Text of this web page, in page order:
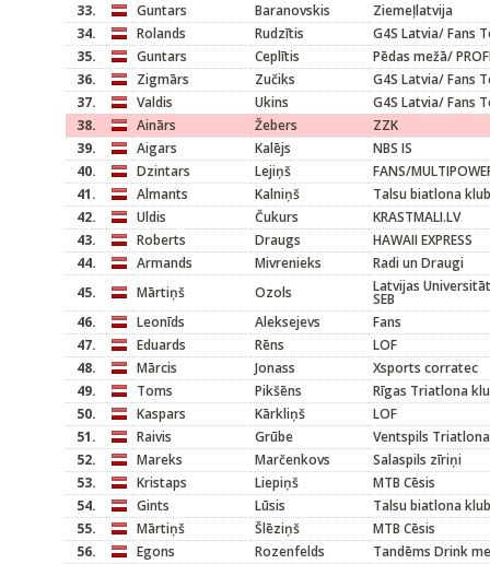
33.
Guntars Baranovskis
Ziemeļlatvija
34.
Rolands Rudzītis
G4S Latvia/ Fans
35.
Guntars Ceplītis
Pēdas mežā/
36.
Zigmārs Zučiks
G4S Latvia/ Fans
37.
Valdis Ukins
G4S Latvia/ Fans
38.
Ainārs Žebers
ZZK
39.
Aigars Kalējs
NBS IS
40.
Dzintars Lejiņš
FANS/
41.
Almants Kalniņš
Talsu biatlona
42.
Uldis Čukurs
KRASTMALI.LV
43.
Roberts Draugs
HAWAII EXPRESS
44.
Armands Mivrenieks
Radi un Draugi
45.
Mārtiņš Ozols Latvijas
SEB
46.
Leonīds Aleksejevs
Fans
47.
Eduards Rēns
LOF
48.
Mārcis Jonass
Xsports corratec
49.
Toms Pikšēns
Rīgas Triatlona
50.
Kaspars Kārkliņš
LOF
51.
Raivis Grūbe
Ventspils
52.
Mareks Marčenkovs
Salaspils zīriņi
53.
Kristaps Liepiņš
MTB Cēsis
54.
Gints Lūsis
Talsu biatlona
55.
Mārtiņš Šlēziņš
MTB Cēsis
56.
Egons Rozenfelds
Tandēms Drink me